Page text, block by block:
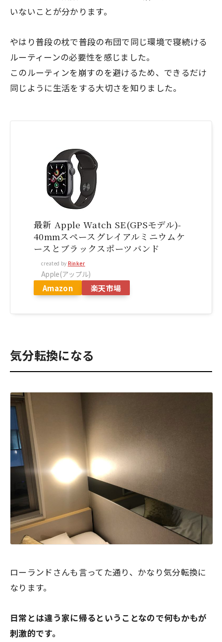
いないことが分かります。
やはり普段の枕で普段の布団で同じ環境で寝続ける
ルーティーンの必要性を感じました。
このルーティンを崩すのを避けるため、できるだけ
同じように生活をする大切さを知りました。
最新 Apple Watch SE(GPSモデル)-
40mmスペースグレイアルミニウムケ
ースとブラックスポーツバンド
created by Rinker
Apple(アップル)
Amazon 楽天市場
気分転換になる
ローランドさんも言ってた通り、かなり気分転換に
なります。
日常とは違う家に帰るということなので何もかもが
刺激的です。